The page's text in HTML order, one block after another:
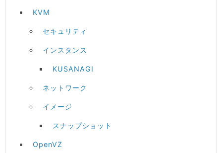
KVM
セキュリティ
インスタンス
KUSANAGI
ネットワーク
イメージ
スナップショット
OpenVZ